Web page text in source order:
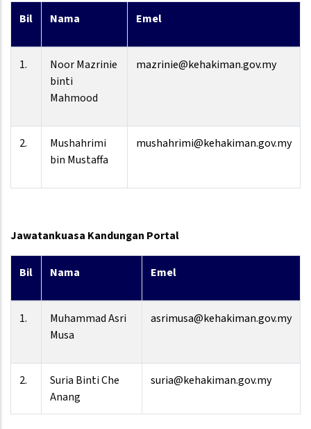
Bil Nama Emel
1.
Noor Mazrinie
binti
Mahmood
mazrinie@kehakiman.gov.my
2.
Mushahrimi
bin Mustaffa
mushahrimi@kehakiman.gov.my
Jawatankuasa Kandungan Portal
Bil Nama Emel
1.
Muhammad Asri
Musa
asrimusa@kehakiman.gov.my
2.
Suria Binti Che
Anang
suria@kehakiman.gov.my